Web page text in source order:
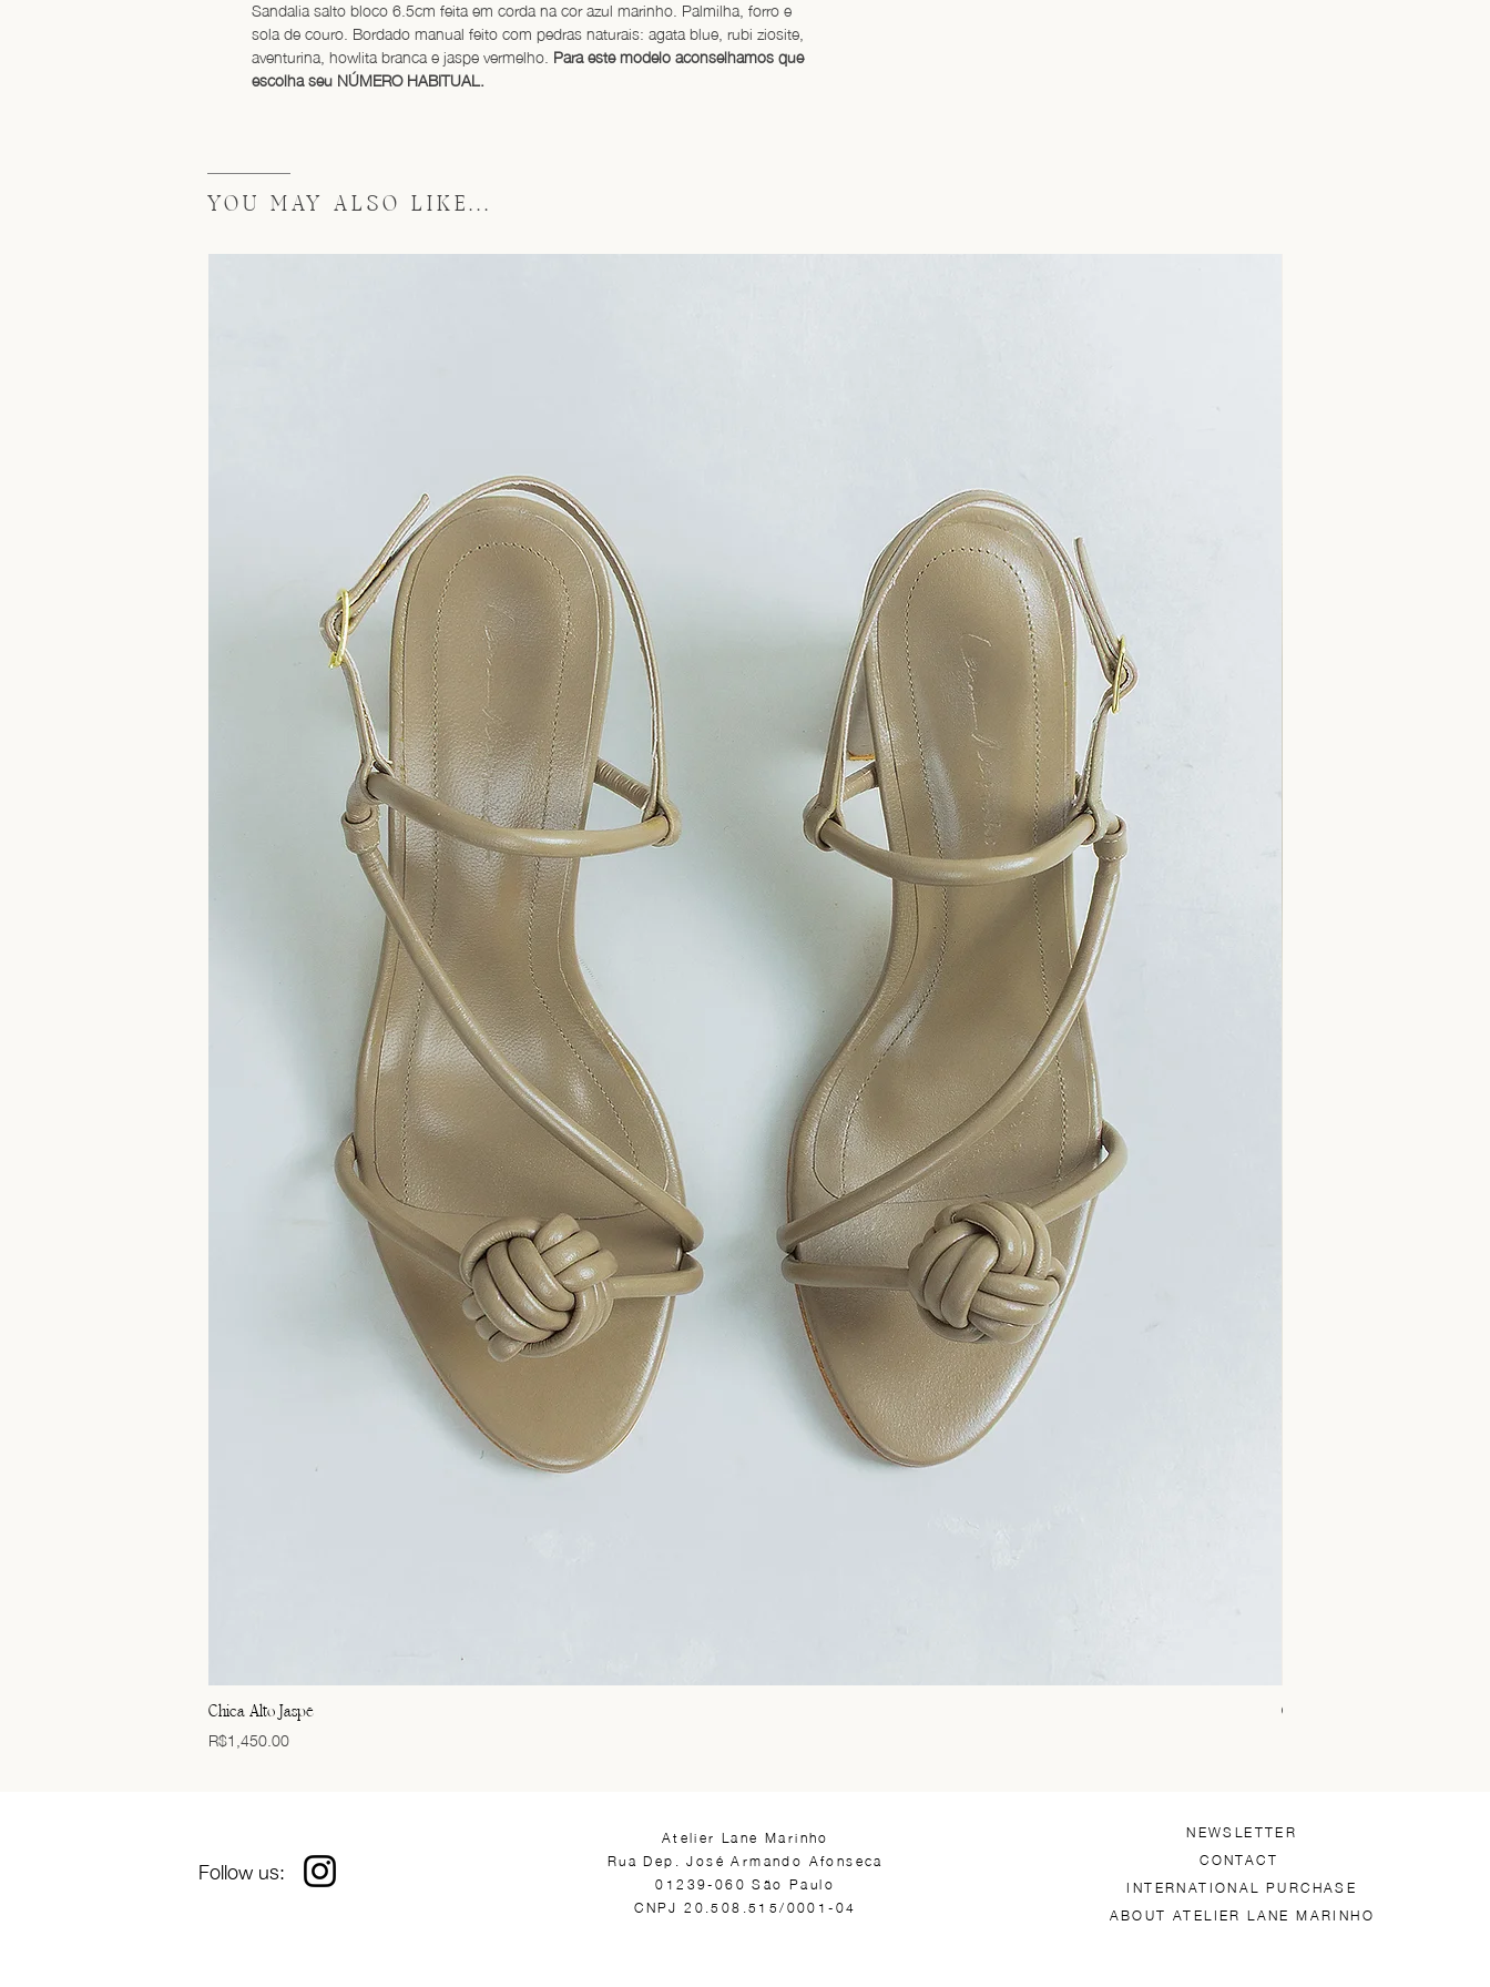
Sandalia salto bloco 6.5cm feita em corda na cor azul marinho. Palmilha, forro e
sola de couro. Bordado manual feito com pedras naturais: agata blue, rubi ziosite,
aventurina, howlita branca e jaspe vermelho. Para este modelo aconselhamos que
escolha seu NÚMERO HABITUAL.
YOU MAY ALSO LIKE...
Chica Alto Jaspe
Price
R$1,450.00
Chica Alto Preto
Follow us:
​Atelier Lane Marinho
Rua Dep. José Armando Afonseca
01239-060 São Paulo
CNPJ 20.508.515/0001-04
NEWSLETTER
CONTACT
INTERNATIONAL PURCHASE
ABOUT ATELIER LANE MARINHO